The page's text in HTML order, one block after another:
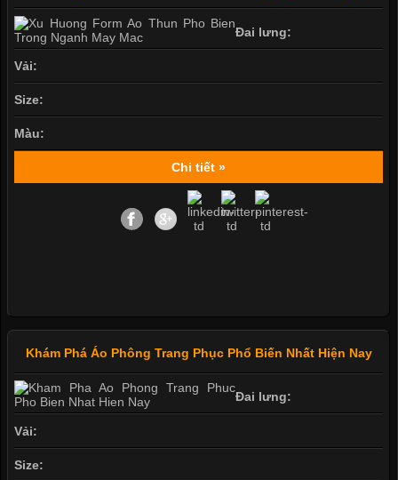
Đai lưng:
Vải:
Size:
Màu:
Chi tiết »
Khám Phá Áo Phông Trang Phục Phổ Biến Nhất Hiện Nay
Đai lưng:
Vải:
Size: